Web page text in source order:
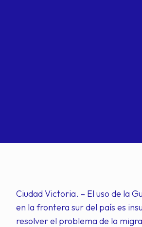
Ciudad Victoria. – El uso de la
en la frontera sur del país es
resolver el problema de la